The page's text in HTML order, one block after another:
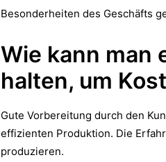
Besonderheiten des Geschäfts
Wie kann man
halten, um
Gute Vorbereitung durch den
effizienten Produktion. Die
produzieren.